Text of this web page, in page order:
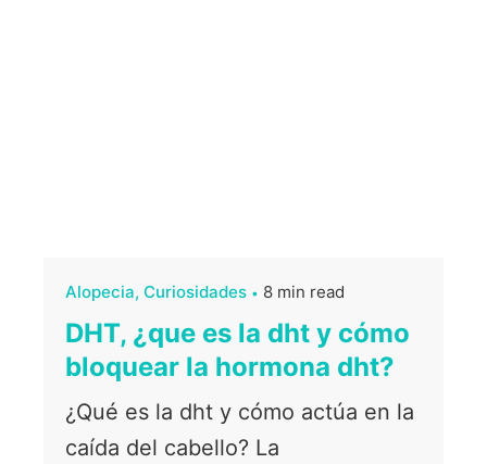
Alopecia Curiosidades 8 min read
DHT, ¿que es la dht y cómo
bloquear la hormona dht?
¿Qué es la dht y cómo actúa en la
caída del cabello? La